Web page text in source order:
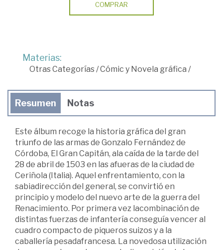
COMPRAR
Materias:
Otras Categorías/Cómic y Novela gráfica /
Resumen Notas
Este álbum recoge la historia gráfica del gran
triunfo de las armas de Gonzalo Fernández de
Córdoba, El Gran Capitán, ala caída de la tarde del
28 de abril de 1503 en las afueras de la ciudad de
Ceriñola (Italia). Aquel enfrentamiento, con la
sabiadirección del general, se convirtió en
principio y modelo del nuevo arte de la guerra del
Renacimiento. Por primera vez lacombinación de
distintas fuerzas de infantería conseguía vencer al
cuadro compacto de piqueros suizos y a la
caballería pesadafrancesa. La novedosa utilización